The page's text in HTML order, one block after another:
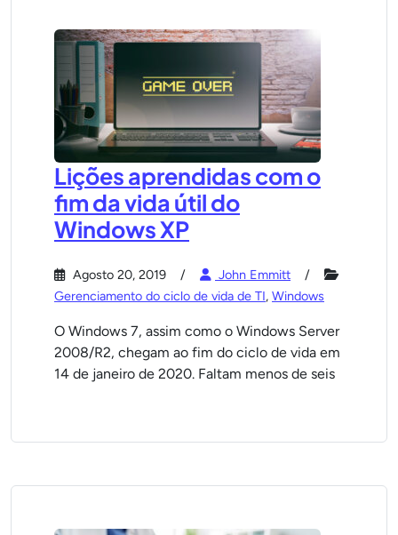
Lições aprendidas com o
fim da vida útil do
Windows XP
Agosto 20, 2019
John Emmitt
Gerenciamento do ciclo de vida de TI, Windows
O Windows 7, assim como o Windows Server
2008/R2, chegam ao fim do ciclo de vida em
14 de janeiro de 2020. Faltam menos de seis